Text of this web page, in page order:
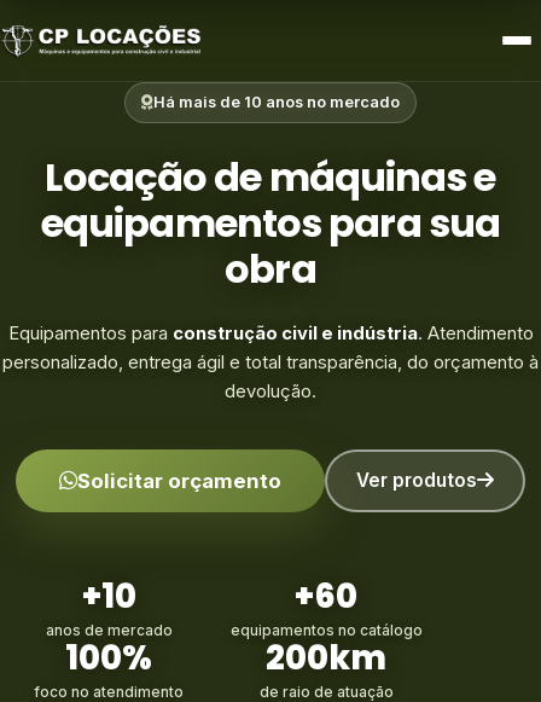
Limpeza e Zeladoria
Acessórios e Outros
Há mais de 10 anos no mercado
Locação de máquinas e
equipamentos para sua
obra
Equipamentos para construção civil e indústria. Atendimento
personalizado, entrega ágil e total transparência, do orçamento à
devolução.
Solicitar orçamento Ver produtos
+10
anos de mercado
+60
equipamentos no catálogo
100%
foco no atendimento
200km
de raio de atuação